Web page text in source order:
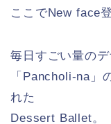
ここでNew face
毎日すごい量の
「Pancholi-na」
れた
Dessert Ballet。